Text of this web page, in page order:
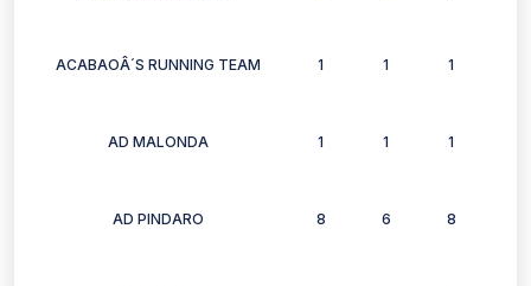
ACABAOÂ´S RUNNING TEAM 1 1 1
AD MALONDA 1 1 1
AD PINDARO 8 6 8